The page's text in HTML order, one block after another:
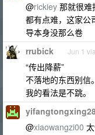
@rickiey 那就很难
都有点难，这家公
导本身没那么卷
rrubick Jun 1
“传出降薪”
不落地的东西别信。
我的看法是不跳。
@xiaowangzi00